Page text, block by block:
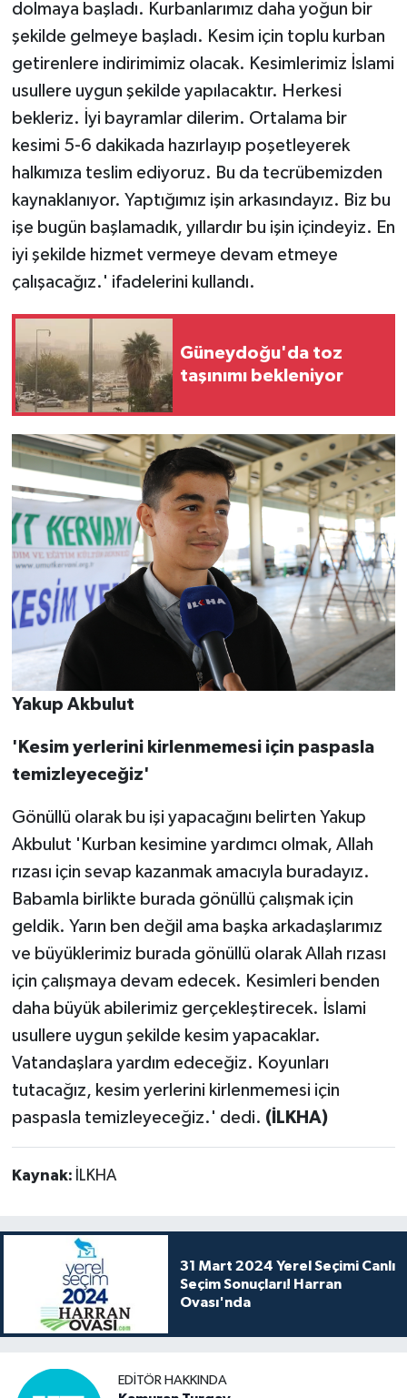
dolmaya başladı. Kurbanlarımız daha yoğun bir
şekilde gelmeye başladı. Kesim için toplu kurban
getirenlere indirimimiz olacak. Kesimlerimiz İslami
usullere uygun şekilde yapılacaktır. Herkesi
bekleriz. İyi bayramlar dilerim. Ortalama bir
kesimi 5-6 dakikada hazırlayıp poşetleyerek
halkımıza teslim ediyoruz. Bu da tecrübemizden
kaynaklanıyor. Yaptığımız işin arkasındayız. Biz bu
işe bugün başlamadık, yıllardır bu işin içindeyiz. En
iyi şekilde hizmet vermeye devam etmeye
çalışacağız.' ifadelerini kullandı.
Güneydoğu'da toz
taşınımı bekleniyor
Yakup Akbulut
'Kesim yerlerini kirlenmemesi için paspasla
temizleyeceğiz'
Gönüllü olarak bu işi yapacağını belirten Yakup
Akbulut 'Kurban kesimine yardımcı olmak, Allah
rızası için sevap kazanmak amacıyla buradayız.
Babamla birlikte burada gönüllü çalışmak için
geldik. Yarın ben değil ama başka arkadaşlarımız
ve büyüklerimiz burada gönüllü olarak Allah rızası
için çalışmaya devam edecek. Kesimleri benden
daha büyük abilerimiz gerçekleştirecek. İslami
usullere uygun şekilde kesim yapacaklar.
Vatandaşlara yardım edeceğiz. Koyunları
tutacağız, kesim yerlerini kirlenmemesi için
paspasla temizleyeceğiz.' dedi. (İLKHA)
Kaynak: İLKHA
31 Mart 2024 Yerel Seçimi Canlı
Seçim Sonuçları! Harran
Ovası'nda
EDITÖR HAKKINDA